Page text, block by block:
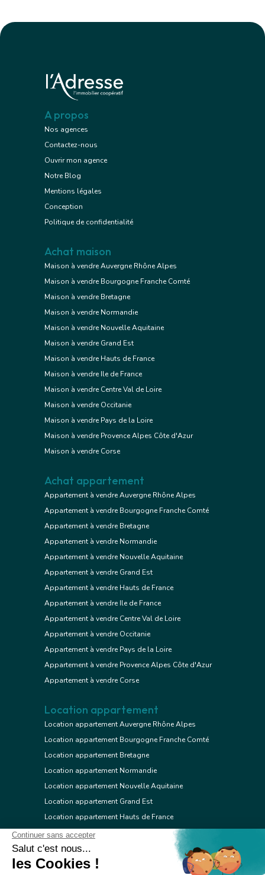
A propos
Nos agences
Contactez-nous
Ouvrir mon agence
Notre Blog
Mentions légales
Conception
Politique de confidentialité
Achat maison
Maison à vendre Auvergne Rhône Alpes
Maison à vendre Bourgogne Franche Comté
Maison à vendre Bretagne
Maison à vendre Normandie
Maison à vendre Nouvelle Aquitaine
Maison à vendre Grand Est
Maison à vendre Hauts de France
Maison à vendre Ile de France
Maison à vendre Centre Val de Loire
Maison à vendre Occitanie
Maison à vendre Pays de la Loire
Maison à vendre Provence Alpes Côte d'Azur
Maison à vendre Corse
Achat appartement
Appartement à vendre Auvergne Rhône Alpes
Appartement à vendre Bourgogne Franche Comté
Appartement à vendre Bretagne
Appartement à vendre Normandie
Appartement à vendre Nouvelle Aquitaine
Appartement à vendre Grand Est
Appartement à vendre Hauts de France
Appartement à vendre Ile de France
Appartement à vendre Centre Val de Loire
Appartement à vendre Occitanie
Appartement à vendre Pays de la Loire
Appartement à vendre Provence Alpes Côte d'Azur
Appartement à vendre Corse
Location appartement
Location appartement Auvergne Rhône Alpes
Location appartement Bourgogne Franche Comté
Location appartement Bretagne
Location appartement Normandie
Location appartement Nouvelle Aquitaine
Location appartement Grand Est
Location appartement Hauts de France
Location appartement Ile de France
Location appartement Centre Val de Loire
Location appartement Occitanie